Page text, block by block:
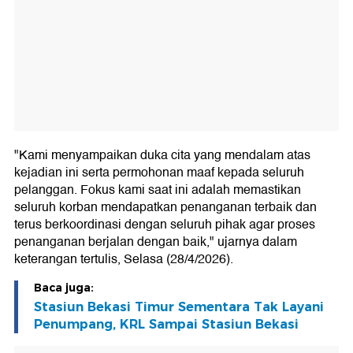
"Kami menyampaikan duka cita yang mendalam atas
kejadian ini serta permohonan maaf kepada seluruh
pelanggan. Fokus kami saat ini adalah memastikan
seluruh korban mendapatkan penanganan terbaik dan
terus berkoordinasi dengan seluruh pihak agar proses
penanganan berjalan dengan baik," ujarnya dalam
keterangan tertulis, Selasa (28/4/2026).
Baca juga:
Stasiun Bekasi Timur Sementara Tak Layani
Penumpang, KRL Sampai Stasiun Bekasi